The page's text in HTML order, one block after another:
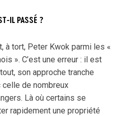
IL PASSÉ ?
à tort, Peter Kwok parmi les «
». C’est une erreur : il est
son approche tranche
de nombreux
Là où certains se
rapidement une propriété